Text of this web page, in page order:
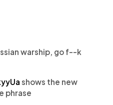
warship, go f--k
shows the new
phrase